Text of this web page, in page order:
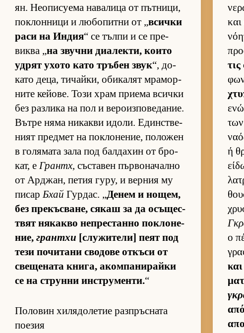
ян. Не­о­пи­су­ема на­ва­лица от път­ни­ци,
пок­лон­ници и лю­бо­питни от „всички
раси на Ин­дия“ се тълпи и се пре­
виква „на звучни ди­а­лек­ти, ко­ито
уд­рят ухото като тръ­бен звук“, до­
като де­ца, ти­чай­ки, оби­ка­лят мра­мор­
ните ке­йо­ве. Този храм при­ема всички
без раз­лика на пол и ве­ро­из­по­ве­да­ние.
Вътре няма ни­какви идо­ли. Един­с­т­ве­
ният пред­мет на пок­ло­не­ние, по­ло­жен
в го­ля­мата зала под бал­да­хин от бро­
кат, е Грантх, със­та­вен пър­во­на­чално
от Ар­джан, пе­тия гу­ру, и вер­ния му
пи­сарБхай Гур­дас. „Де­нем и но­щем,
без пре­къс­ва­не, ся­каш за да осъ­щес­
т­вят ня­какво неп­рес­танно пок­ло­не­
ние, грантхи [слу­жи­те­ли] пеят под
тези по­чи­тани сво­дове от­къси от
све­ще­ната кни­га, аком­па­ни­райки
се на струнни ин­с­т­ру­мен­ти.“
Половин хилядолетие разпръсната
поезия
ή
ο